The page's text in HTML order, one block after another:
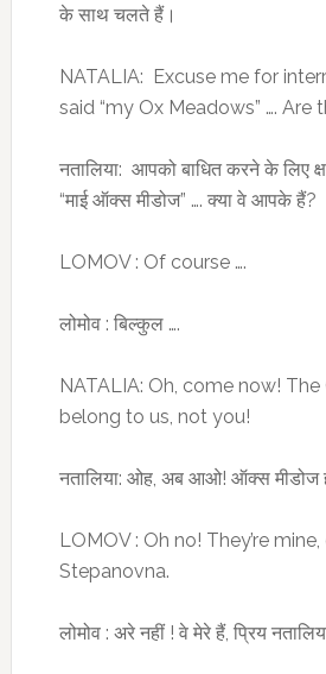
के साथ चलते हैं।
NATALIA: Excuse me for
said “my Ox Meadows” …. Are
नतालिया: आपको बाधित करने के लिए
“माई ऑक्स मीडोज” …. क्या वे आपके हैं?
LOMOV : Of course ….
लोमोव : बिल्कुल ….
NATALIA: Oh, come now!
belong to us, not you!
नतालिया: ओह, अब आओ! ऑक्स मीडोज
LOMOV : Oh no! They’re
Stepanovna.
लोमोव : अरे नहीं ! वे मेरे हैं, प्रिय